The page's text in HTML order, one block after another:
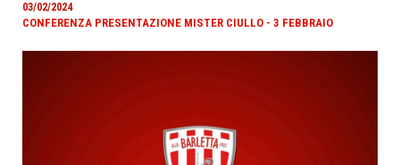
03/02/2024
CONFERENZA PRESENTAZIONE MISTER CIULLO - 3 FEBBRAIO